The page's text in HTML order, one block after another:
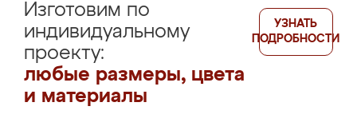
Изготовим по
индивидуальному
проекту:
любые размеры, цвета
и материалы
УЗНАТЬ
ПОДРОБНОСТИ